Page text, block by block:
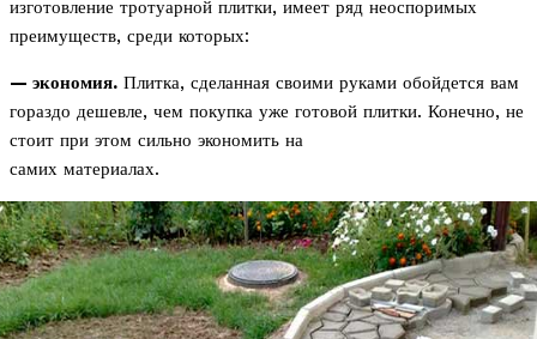
изготовление тротуарной плитки, имеет ряд неоспоримых
преимуществ, среди которых:
— экономия. Плитка, сделанная своими руками обойдется вам
гораздо дешевле, чем покупка уже готовой плитки. Конечно, не
стоит при этом сильно экономить на
самих материалах.